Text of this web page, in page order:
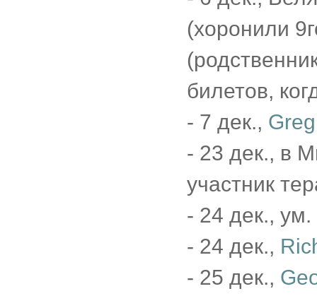
(хоронили
билетов,
- 7 дек.,
- 23 дек., в
участник
- 24 дек., ум.
- 24 дек.,
- 25 дек.,